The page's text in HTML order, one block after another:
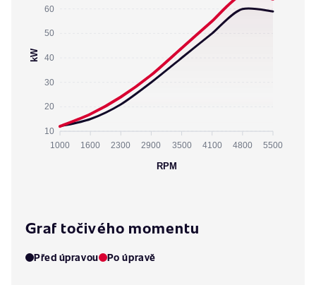
60
50
40
30
20
10
kW
1000 1600 2300 2900 3500 4100 4800 5500
RPM
Graf točivého momentu
Před úpravou Po úpravě